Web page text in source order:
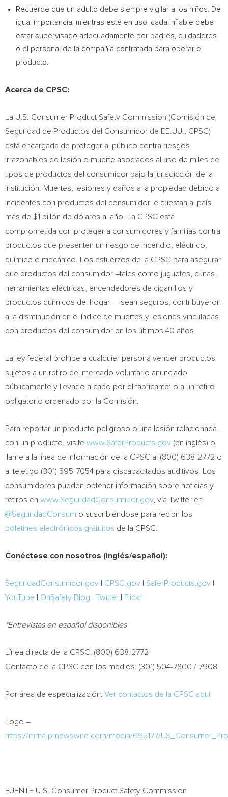
Recuerde que un adulto debe siempre vigilar a los niños. De
igual importancia, mientras esté en uso, cada inflable debe
estar supervisado adecuadamente por padres, cuidadores
o el personal de la compañía contratada para operar el
producto.
Acerca de CPSC:
La U.S. Consumer Product Safety Commission (Comisión de
Seguridad de Productos del Consumidor de EE.UU., CPSC)
está encargada de proteger al público contra riesgos
irrazonables de lesión o muerte asociados al uso de miles de
tipos de productos del consumidor bajo la jurisdicción de la
institución. Muertes, lesiones y daños a la propiedad debido a
incidentes con productos del consumidor le cuestan al país
más de $1 billón de dólares al año. La CPSC está
comprometida con proteger a consumidores y familias contra
productos que presenten un riesgo de incendio, eléctrico,
químico o mecánico. Los esfuerzos de la CPSC para asegurar
que productos del consumidor –tales como juguetes, cunas,
herramientas eléctricas, encendedores de cigarrillos y
productos químicos del hogar — sean seguros, contribuyeron
a la disminución en el índice de muertes y lesiones vinculadas
con productos del consumidor en los últimos 40 años.
La ley federal prohíbe a cualquier persona vender productos
sujetos a un retiro del mercado voluntario anunciado
públicamente y llevado a cabo por el fabricante; o a un retiro
obligatorio ordenado por la Comisión.
Para reportar un producto peligroso o una lesión relacionada
con un producto, visite www. SaferProducts.gov (en inglés) o
llame a la línea de información de la CPSC al (800) 638-2772 o
al teletipo (301) 595-7054 para discapacitados auditivos. Los
consumidores pueden obtener información sobre noticias y
retiros en www.SeguridadConsumidor.gov, vía Twitter en
@SeguridadConsum o suscribiéndose para recibir los
boletines electrónicos gratuitos de la CPSC.
Conéctese con nosotros (inglés/español):
SeguridadConsumidor.gov CPSC.gov SaferProducts.gov
YouTube
OnSafety Blog Twitter Flickr
*Entrevistas en español disponibles
Línea directa de la CPSC: (800) 638-2772
Contacto de la CPSC con los medios: (301) 504-7800 / 7908
Por área de especialización: Ver contactos de la CPSC aquí
Logo –
https://mma.prnewswire.com/media/695177/
FUENTE U.S. Consumer Product Safety Commission